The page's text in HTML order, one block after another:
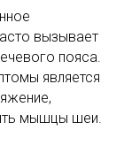
вызывает
пояса.
является
мышцы шеи.